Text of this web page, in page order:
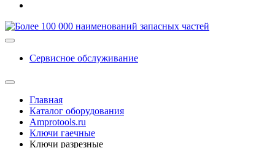
Сервисное обслуживание
Главная
Каталог оборудования
Amprotools.ru
Ключи гаечные
Ключи разрезные